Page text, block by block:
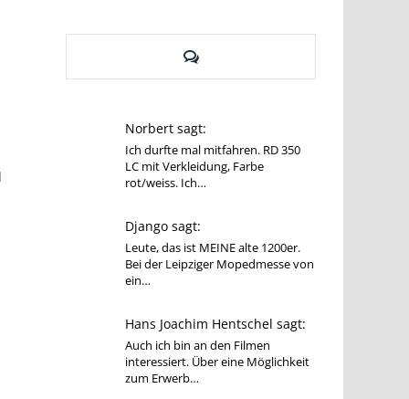
Kommentare
Norbert sagt:
Ich durfte mal mitfahren. RD 350
LC mit Verkleidung, Farbe
rot/weiss. Ich…
Django sagt:
Leute, das ist MEINE alte 1200er.
Bei der Leipziger Mopedmesse von
ein…
Hans Joachim Hentschel sagt:
Auch ich bin an den Filmen
interessiert. Über eine Möglichkeit
zum Erwerb…